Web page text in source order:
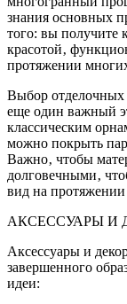
знания основных
того: вы получите
красотой‚
протяжении
Выбор отделочных
еще один важный
классическим
можно покрыть
Важно‚ чтобы
долговечными‚
вид на протяжении
АКСЕССУАРЫ И
Аксессуары и
завершенного
идеи: